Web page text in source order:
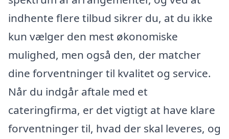
indhente flere tilbud sikrer du, at du ikke
kun vælger den mest økonomiske
mulighed, men også den, der matcher
dine forventninger til kvalitet og service.
Når du indgår aftale med et
cateringfirma, er det vigtigt at have klare
forventninger til, hvad der skal leveres, og